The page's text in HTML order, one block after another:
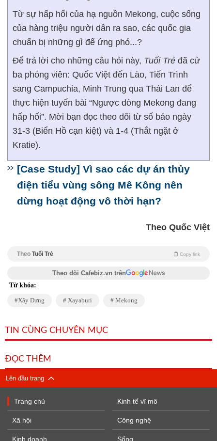
Từ sự hấp hối của hạ nguồn Mekong, cuộc sống
của hàng triệu người dân ra sao, các quốc gia
chuẩn bị những gì để ứng phó...?
Để trả lời cho những câu hỏi này, Tuổi Trẻ đã cử
ba phóng viên: Quốc Việt đến Lào, Tiến Trình
sang Campuchia, Minh Trung qua Thái Lan để
thực hiện tuyến bài “Ngược dòng Mekong đang
hấp hối”. Mời bạn đọc theo dõi từ số báo ngày
31-3 (Biển Hồ cạn kiệt) và 1-4 (Thắt ngặt ở
Kratie).
[Case Study] Vì sao các dự án thủy
điện tiểu vùng sông Mê Kông nên
dừng hoạt động vô thời hạn?
Theo Quốc Việt
Theo Tuổi Trẻ Copy link
Theo dõi Cafebiz.vn trên
Từ khóa:
Xây Dựng Xayaburi Mekong
TIN CÙNG CHUYÊN MỤC
ĐỌC THÊM
Lên đầu trang
Trang chủ
Xã hội
Kinh doanh
Kinh tế vĩ mô
Công nghệ
Sống